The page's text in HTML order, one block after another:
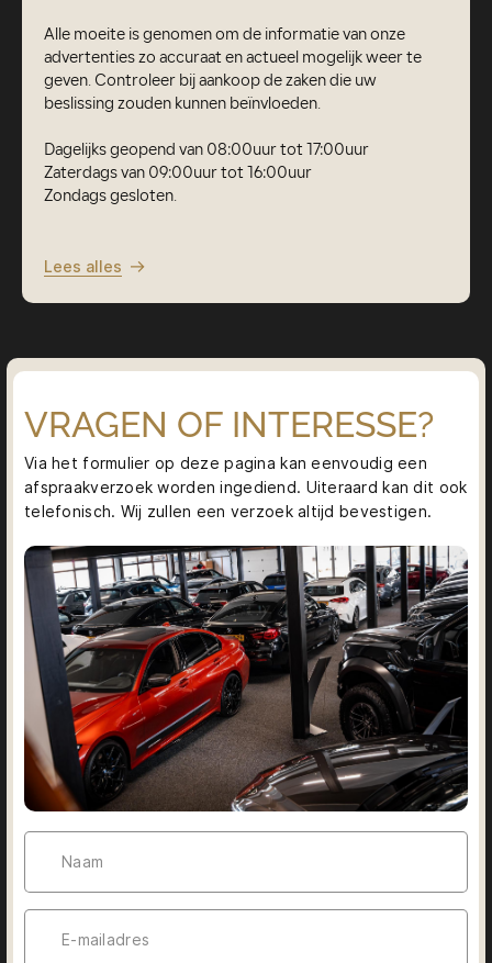
Alle moeite is genomen om de informatie van onze
advertenties zo accuraat en actueel mogelijk weer te
geven. Controleer bij aankoop de zaken die uw
beslissing zouden kunnen beïnvloeden.
Dagelijks geopend van 08:00uur tot 17:00uur
Zaterdags van 09:00uur tot 16:00uur
Zondags gesloten.
Lees alles
VRAGEN OF INTERESSE?
Via het formulier op deze pagina kan eenvoudig een
afspraakverzoek worden ingediend. Uiteraard kan dit ook
telefonisch. Wij zullen een verzoek altijd bevestigen.